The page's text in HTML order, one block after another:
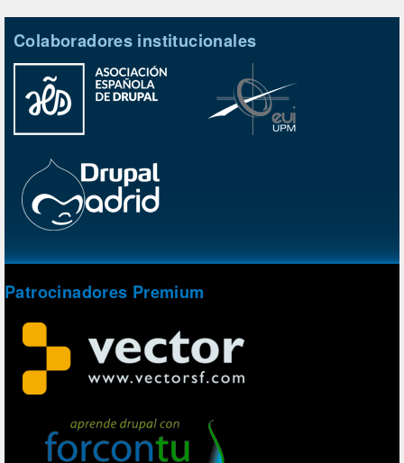
Colaboradores institucionales
Patrocinadores Premium